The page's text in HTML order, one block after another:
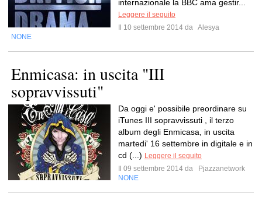
internazionale la BBC ama gestir...
Leggere il seguito
Il 10 settembre 2014 da Alesya
NONE
Enmicasa: in uscita "III
sopravvissuti"
Da oggi e' possibile preordinare su
iTunes III sopravvissuti , il terzo
album degli Enmicasa, in uscita
martedi' 16 settembre in digitale e in
cd (...) Leggere il seguito
Il 09 settembre 2014 da
Pjazzanetwork
NONE